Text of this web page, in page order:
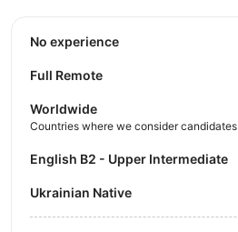
No experience
Full Remote
Worldwide
Countries where we consider candidates
English B2 - Upper Intermediate
Ukrainian Native